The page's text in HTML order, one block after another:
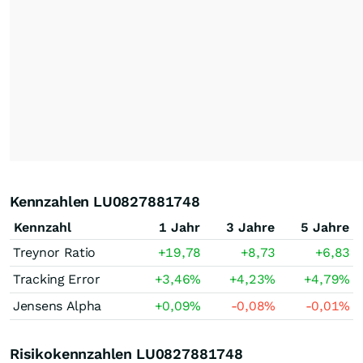
Kennzahlen LU0827881748
Kennzahl 1 Jahr 3 Jahre
5 Jahre
Treynor Ratio
+19,78 +8,73
+6,83
Tracking Error
+3,46% +4,23% +4,79%
Jensens Alpha
+0,09% -0,08% -0,01%
Risikokennzahlen LU0827881748